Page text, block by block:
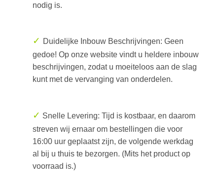
nodig is.
✓ Duidelijke Inbouw Beschrijvingen: Geen
gedoe! Op onze website vindt u heldere inbouw
beschrijvingen, zodat u moeiteloos aan de slag
kunt met de vervanging van onderdelen.
✓ Snelle Levering: Tijd is kostbaar, en daarom
streven wij ernaar om bestellingen die voor
16:00 uur geplaatst zijn, de volgende werkdag
al bij u thuis te bezorgen. (Mits het product op
voorraad is.)